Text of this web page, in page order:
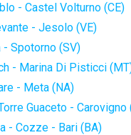
- Castel Volturno (CE)
- Jesolo (VE)
- Spotorno (SV)
- Marina Di Pisticci
- Meta (NA)
Guaceto - Carovigno
- Cozze - Bari (BA)